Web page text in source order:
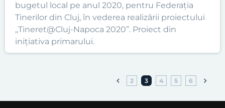
bugetul local pe anul 2020, pentru Federația
Tinerilor din Cluj, în vederea realizării proiectului
,,Tineret@Cluj-Napoca 2020”. Proiect din
inițiativa primarului.
2 3 4 5 6